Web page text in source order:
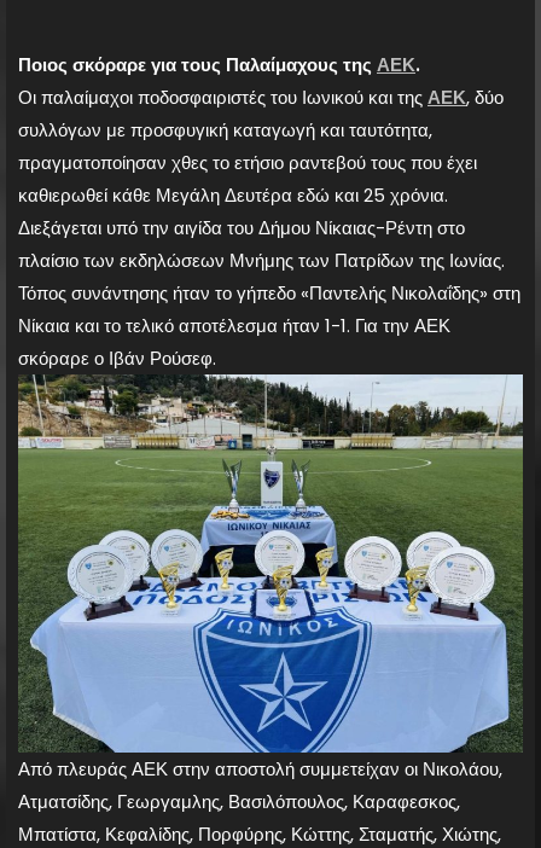
Ποιος σκόραρε για τους Παλαίμαχους της ΑΕΚ.
Οι παλαίμαχοι ποδοσφαιριστές του Ιωνικού και τηςΑΕΚ, δύο
συλλόγων με προσφυγική καταγωγή και ταυτότητα,
πραγματοποίησαν χθες το ετήσιο ραντεβού τους που έχει
καθιερωθεί κάθε Μεγάλη Δευτέρα εδώ και 25 χρόνια.
Διεξάγεται υπό την αιγίδα του Δήμου Νίκαιας-Ρέντη στο
πλαίσιο των εκδηλώσεων Μνήμης των Πατρίδων της Ιωνίας.
Τόπος συνάντησης ήταν το γήπεδο «Παντελής Νικολαΐδης» στη
Νίκαια και το τελικό αποτέλεσμα ήταν 1-1. Για την ΑΕΚ
σκόραρε ο Ιβάν Ρούσεφ.
Από πλευράς ΑΕΚ στην αποστολή συμμετείχαν οι Νικολάου,
Ατματσίδης, Γεωργαμλης, Βασιλόπουλος, Καραφεσκος,
Μπατίστα, Κεφαλίδης, Πορφύρης, Κώττης, Σταματής, Χιώτης,